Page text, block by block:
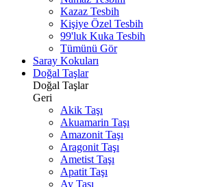
Kazaz Tesbih
Kişiye Özel Tesbih
99'luk Kuka Tesbih
Tümünü Gör
Saray Kokuları
Doğal Taşlar
Doğal Taşlar
Geri
Akik Taşı
Akuamarin Taşı
Amazonit Taşı
Aragonit Taşı
Ametist Taşı
Apatit Taşı
Ay Taşı